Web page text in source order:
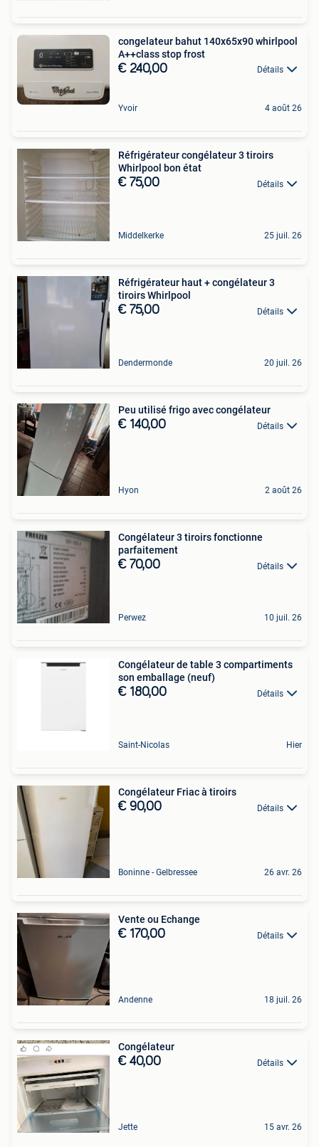
congelateur bahut 140x65x90 whirlpool
A++class stop frost
€ 240,00 Détails
Yvoir 4 août 26
Réfrigérateur congélateur 3 tiroirs
Whirlpool bon état
€ 75,00 Détails
Middelkerke 25 juil. 26
Réfrigérateur haut + congélateur 3
tiroirs Whirlpool
€ 75,00 Détails
Dendermonde 20 juil. 26
Peu utilisé frigo avec congélateur
€ 140,00 Détails
Hyon 2 août 26
Congélateur 3 tiroirs fonctionne
parfaitement
€ 70,00 Détails
Perwez 10 juil. 26
Congélateur de table 3 compartiments
son emballage (neuf)
€ 180,00 Détails
Saint-Nicolas Hier
Congélateur Friac à tiroirs
€ 90,00 Détails
Boninne - Gelbressee 26 avr. 26
Vente ou Echange
€ 170,00 Détails
Andenne 18 juil. 26
Congélateur
€ 40,00 Détails
Jette 15 avr. 26